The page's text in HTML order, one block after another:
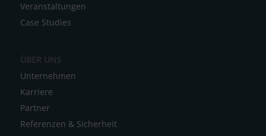
v
e
Veranstaltungen
Case Studies
ÜBER UNS
Unternehmen
Karriere
Partner
Referenzen & Sicherheit